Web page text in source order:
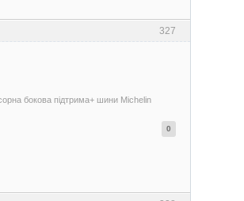
327
бокова підтрима+ шини Michelin
0